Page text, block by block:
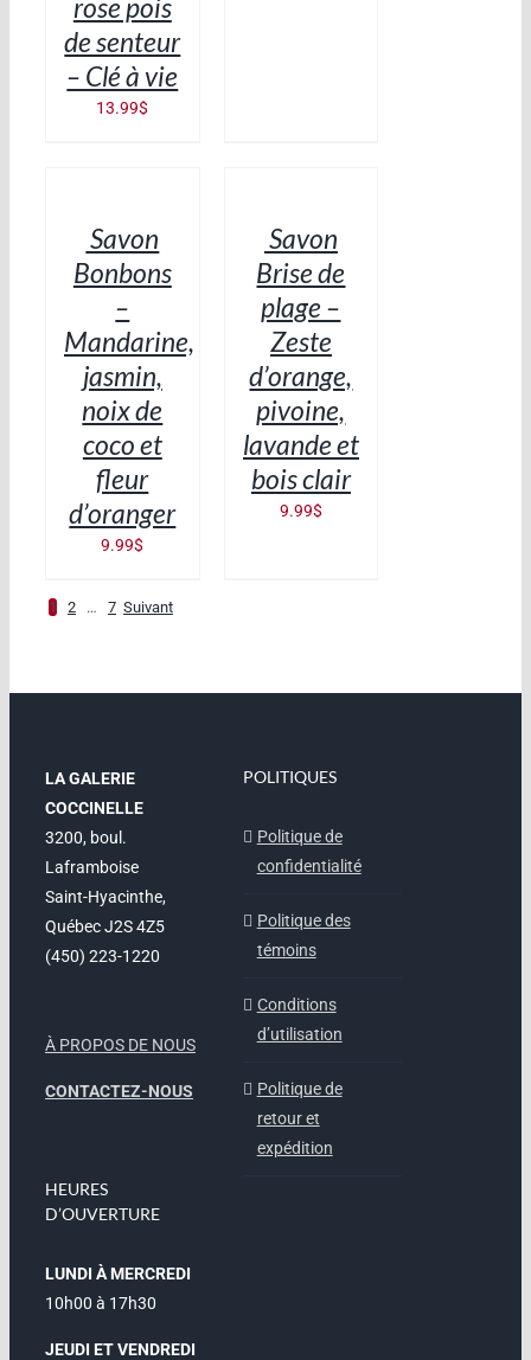
rose pois
de senteur
– Clé à vie
13.99$
DÉTAILSSavon
Bonbons
–
Mandarine,
jasmin,
noix de
coco et
fleur
d’oranger
9.99$
DÉTAILSSavon
Brise de
plage –
Zeste
d’orange,
pivoine,
lavande et
bois clair
9.99$
1 2 … 7 Suivant
LA GALERIE
COCCINELLE
3200, boul.
Laframboise
Saint-Hyacinthe,
Québec J2S 4Z5
(450) 223-1220
À PROPOS DE NOUS
CONTACTEZ-NOUS
POLITIQUES
Politique de
confidentialité
Politique des
témoins
Conditions
d’utilisation
Politique de
retour et
expédition
HEURES
D’OUVERTURE
LUNDI À MERCREDI
10h00 à 17h30
JEUDI ET VENDREDI